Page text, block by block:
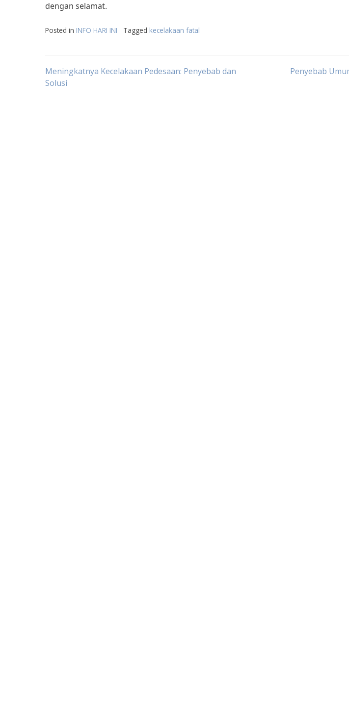
dengan selamat.
Posted in INFO HARI INI Tagged kecelakaan fatal
Post
Meningkatnya Kecelakaan Pedesaan: Penyebab dan
Solusi
Penyebab